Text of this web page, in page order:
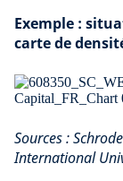
Exemple :
carte de
Sources :
International